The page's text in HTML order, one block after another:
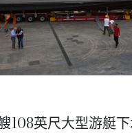
108英尺大型游艇